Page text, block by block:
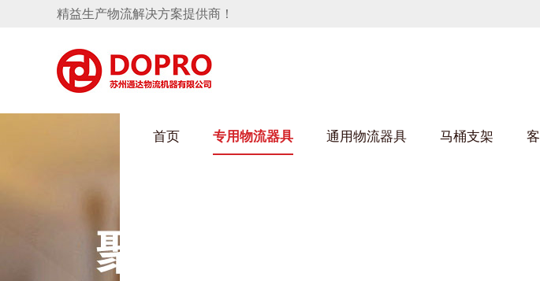
精益生产物流解决方案提供商！
首页 专用物流器具
HULUWAIN葫芦娃下载最污架
转向机料架
悬挂料架
葫芦娃短视频APP安
通用物流器具 马桶支架
隐藏式马桶水箱支架
卫浴行业